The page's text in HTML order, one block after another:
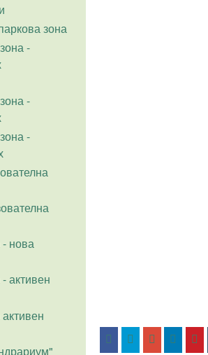
зона
-
-
-
нова
активен